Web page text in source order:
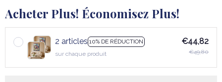
Acheter Plus! Économisez Plus!
2 articles 10% DE RÉDUCTION
sur chaque produit
€44,82
€49,80